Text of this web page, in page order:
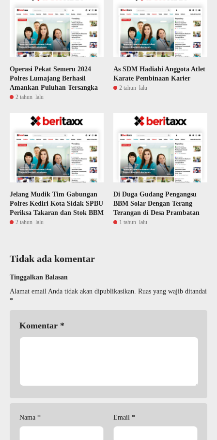
Operasi Pekat Semeru 2024
Polres Lumajang Berhasil
Amankan Puluhan Tersangka
2 tahun lalu
As SDM Hadiahi Anggota Atlet
Karate Pembinaan Karier
2 tahun lalu
Jelang Mudik Tim Gabungan
Polres Kediri Kota Sidak SPBU
Periksa Takaran dan Stok BBM
2 tahun lalu
Di Duga Gudang Pengangsu
BBM Solar Dengan Terang –
Terangan di Desa Prambatan
1 tahun lalu
Tidak ada komentar
Tinggalkan Balasan
Alamat email Anda tidak akan dipublikasikan. Ruas yang wajib ditandai
*
Komentar *
Nama * Email *